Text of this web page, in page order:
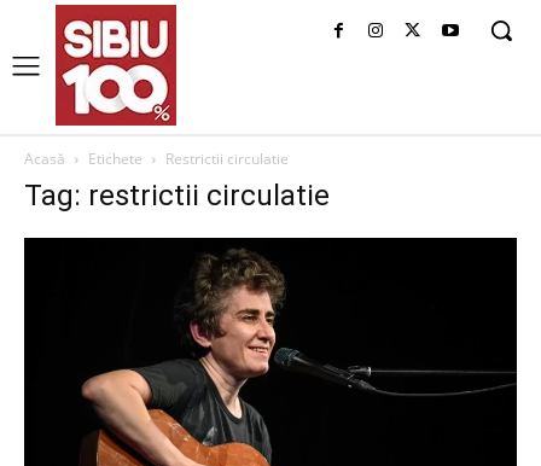
Acasă Etichete Restrictii circulatie
Tag: restrictii circulatie